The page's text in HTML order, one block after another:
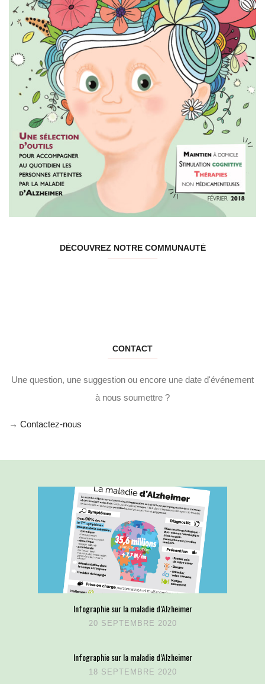
DÉCOUVREZ NOTRE COMMUNAUTÉ
CONTACT
Une question, une suggestion ou encore une date d'événement
à nous soumettre ?
→ Contactez-nous
Infographie sur la maladie d’Alzheimer
20 SEPTEMBRE 2020
Infographie sur la maladie d’Alzheimer
18 SEPTEMBRE 2020